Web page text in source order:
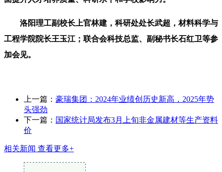
洛阳理工副校长上官林建，科研处处长武超，材料科学与
工程学院院长王玉江；联合会科技总监、副秘书长石红卫等参
加会见。
上一篇： 豪瑞集团：2024年业绩创历史新高，2025年势
头强劲
下一篇： 国家统计局发布3月上旬非金属建材等生产资料
价
相关新闻 查看更多+